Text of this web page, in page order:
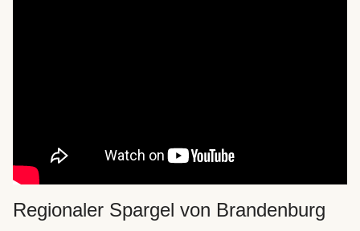
Regionaler Spargel von Brandenburg